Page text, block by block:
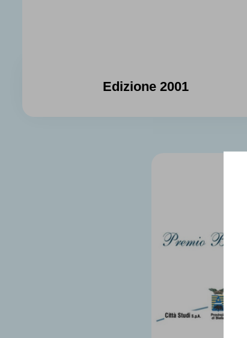
Edizione 2001